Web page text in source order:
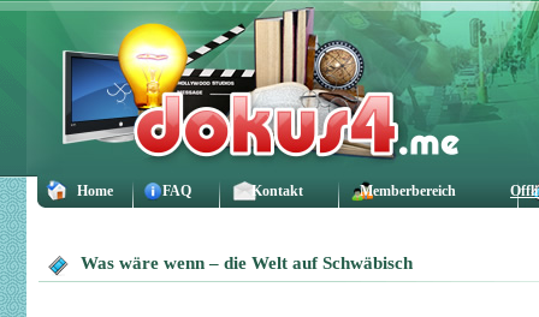
Home FAQ Kontakt Memberbereich
Was wäre wenn – die Welt auf Schwäbisch